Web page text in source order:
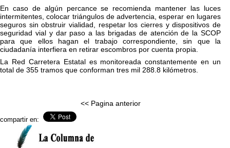
En caso de algún percance se recomienda mantener las luces
intermitentes, colocar triángulos de advertencia, esperar en lugares
seguros sin obstruir vialidad, respetar los cierres y dispositivos de
seguridad vial y dar paso a las brigadas de atención de la SCOP
para que ellos hagan el trabajo correspondiente, sin que la
ciudadanía interfiera en retirar escombros por cuenta propia.
La Red Carretera Estatal es monitoreada constantemente en un
total de 355 tramos que conforman tres mil 288.8 kilómetros.
<< Pagina anterior
compartir en: